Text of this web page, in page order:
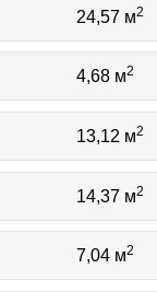
24,57 м2
4,68 м2
13,12 м2
14,37 м2
7,04 м2